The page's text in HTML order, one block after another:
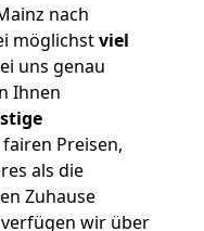
nach
möglichstviel
uns genau
Ihnen
Preisen,
als die
Zuhause
wir über